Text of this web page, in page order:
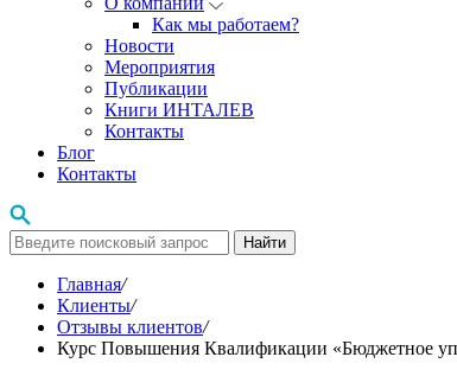
Как мы работаем?
Новости
Мероприятия
Публикации
Книги ИНТАЛЕВ
Контакты
Блог
Контакты
Найти
Главная/
Клиенты/
Отзывы клиентов/
Курс Повышения Квалификации «Бюджетное